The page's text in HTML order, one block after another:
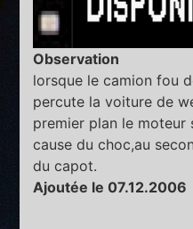
Observation
lorsque le camion fou
percute la voiture de
premier plan le
cause du choc,au
du capot.
Ajoutée le 07.12.2006